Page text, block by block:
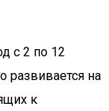
с 2 по 12
развивается на
к